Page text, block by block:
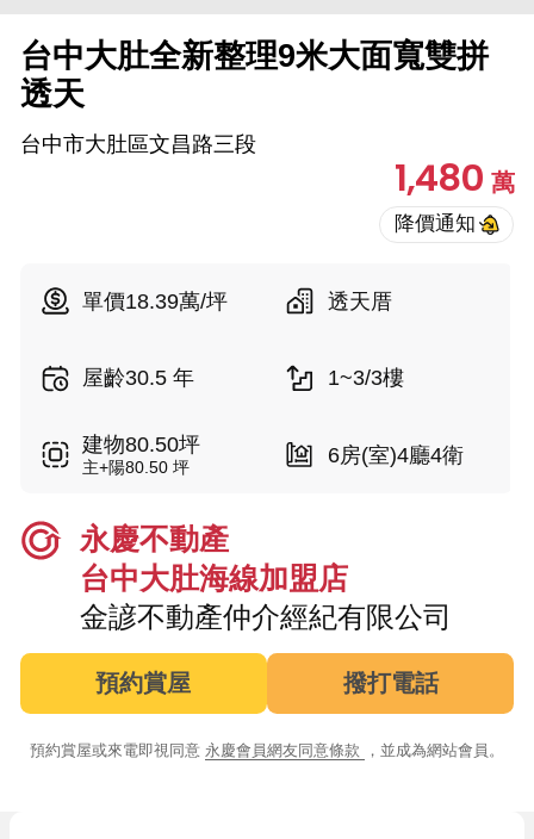
台中大肚全新整理9米大面寬雙拼
透天
台中市大肚區文昌路三段
1,480萬
單價18.39萬/坪 透天厝
屋齡30.5 年 1~3/3樓
建物80.50坪
主+陽80.50 坪 6房(室)4廳4衛
永慶不動產
台中大肚海線加盟店
金諺不動產仲介經紀有限公司
預約賞屋 撥打電話
預約賞屋或來電即視同意 永慶會員網友同意條款 ，並成為網站會員。